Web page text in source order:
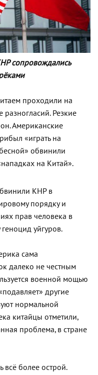
сопровождались
проходили на
Резкие
Американские
«играть на
обвинили
на Китай».
КНР в
порядку и
прав человека в
уйгуров.
сама
далеко не честным
военной мощью
другие
нормальной
китайцы отметили,
проблема, в стране
всё более острой.